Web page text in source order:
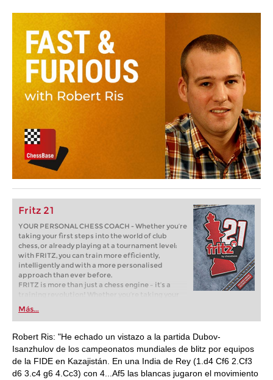
Fritz 21
YOUR PERSONAL CHESS COACH - Whether you’re
taking your first steps into the world of club
chess, or already playing at a tournament level:
with FRITZ, you can train more efficiently,
intelligently and with a more personalised
approach than ever before.
FRITZ is more than just a chess engine – it’s a
training revolution! Whether you’re taking your
first steps into the world of club chess, or already
playing at a tournament level: with FRITZ, you can
train more efficiently, intelligently and with a
more personalised approach than ever before.
Más...
Robert Ris: "He echado un vistazo a la partida Dubov-
Isanzhulov de los campeonatos mundiales de blitz por equipos
de la FIDE en Kazajistán. En una India de Rey (1.d4 Cf6 2.Cf3
d6 3.c4 g6 4.Cc3) con 4...Af5 las blancas jugaron el movimiento